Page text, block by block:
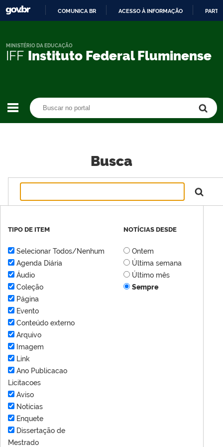
CONTEÚDO
COMUNICA BR ACESSO À INFORMAÇÃO
IFF Instituto Federal Fluminense
MINISTÉRIO DA EDUCAÇÃO
Busca
TIPO DE ITEM
Selecionar Todos/Nenhum
Agenda Diária
Áudio
Coleção
Página
Evento
Conteúdo externo
Arquivo
Imagem
Link
Ano Publicacao
Licitacoes
Aviso
Notícias
Enquete
Dissertação de
Mestrado
NOTÍCIAS DESDE
Ontem
Última semana
Último mês
Sempre